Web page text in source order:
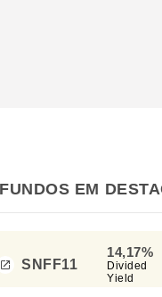
FUNDOS EM
SNFF11
14,17%
Divided
Yield